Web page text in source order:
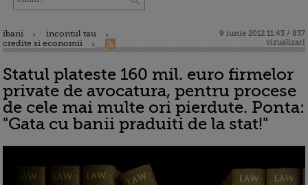
ibani
incontul tau
credite si economii
9 iunie 2012 11:43 / 837
vizualizari
Statul plateste 160 mil. euro firmelor
private de avocatura, pentru procese
de cele mai multe ori pierdute. Ponta:
"Gata cu banii praduiti de la stat!"